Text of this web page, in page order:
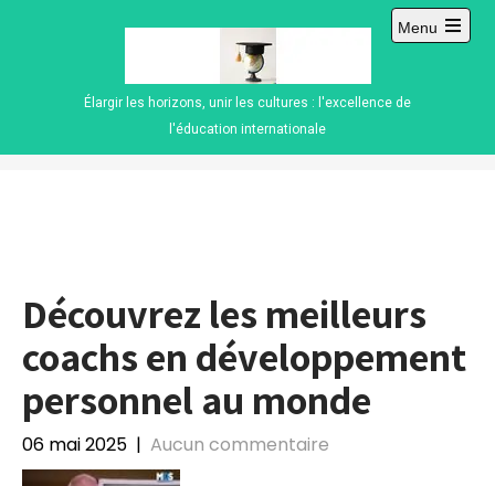
Élargir les horizons, unir les cultures : l'excellence de
l'éducation internationale
Menu
Open
Découvrez les meilleurs
coachs en développement
personnel au monde
06 mai 2025 | Aucun commentaire